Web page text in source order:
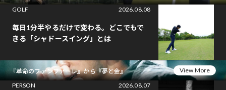
GOLF
2026.08.08
毎日1分半やるだけで変わる。どこでもで
きる「シャドースイング」とは
『革命のファンファーレ』から『夢と金』
View More
PERSON
2026.08.07